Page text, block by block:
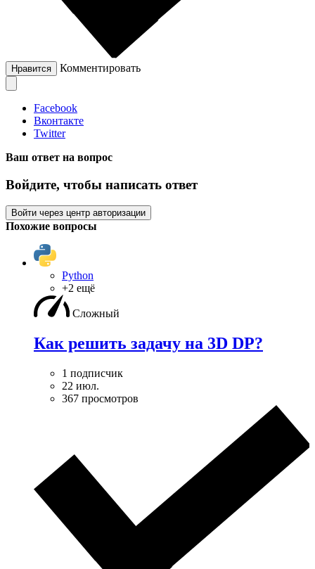
Нравится Комментировать
Facebook
Вконтакте
Twitter
Ваш ответ на вопрос
Войдите, чтобы написать ответ
Войти через центр авторизации
Похожие вопросы
Python
+2 ещё
Сложный
Как решить задачу на 3D DP?
1 подписчик
22 июл.
367 просмотров